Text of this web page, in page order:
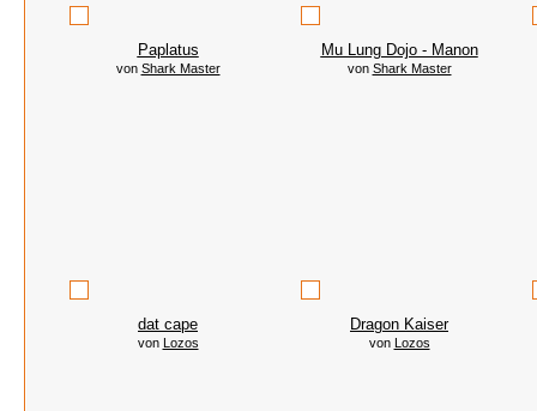
Paplatus
von Shark Master
Mu Lung Dojo - Manon
von Shark Master
dat cape
von Lozos
Dragon Kaiser
von Lozos